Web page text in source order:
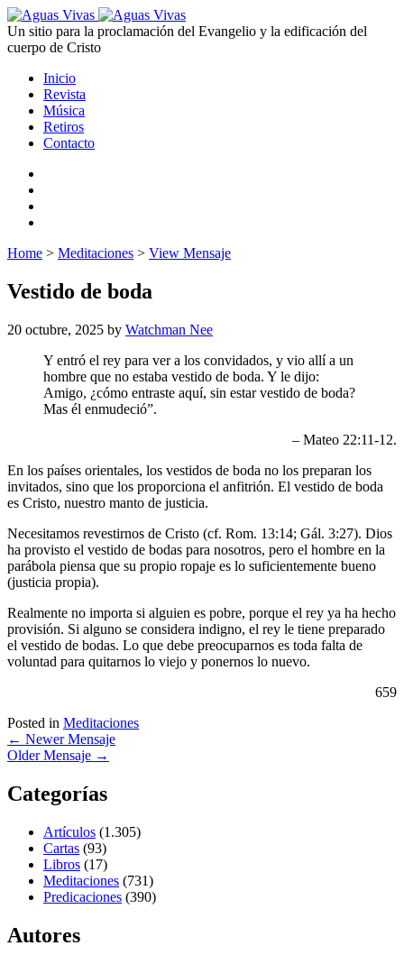
Un sitio para la proclamación del Evangelio y la edificación del
cuerpo de Cristo
Inicio
Revista
Música
Retiros
Contacto
Home > Meditaciones > View Mensaje
Vestido de boda
20 octubre, 2025 by Watchman Nee
Y entró el rey para ver a los convidados, y vio allí a un
hombre que no estaba vestido de boda. Y le dijo:
Amigo, ¿cómo entraste aquí, sin estar vestido de boda?
Mas él enmudeció”.
– Mateo 22:11-12.
En los países orientales, los vestidos de boda no los preparan los
invitados, sino que los proporciona el anfitrión. El vestido de boda
es Cristo, nuestro manto de justicia.
Necesitamos revestirnos de Cristo (cf. Rom. 13:14; Gál. 3:27). Dios
ha provisto el vestido de bodas para nosotros, pero el hombre en la
parábola piensa que su propio ropaje es lo suficientemente bueno
(justicia propia).
Realmente no importa si alguien es pobre, porque el rey ya ha hecho
provisión. Si alguno se considera indigno, el rey le tiene preparado
el vestido de bodas. Lo que debe preocuparnos es toda falta de
voluntad para quitarnos lo viejo y ponernos lo nuevo.
659
Posted in Meditaciones
← Newer Mensaje
Older Mensaje →
Categorías
Artículos (1.305)
Cartas (93)
Libros (17)
Meditaciones (731)
Predicaciones (390)
Autores